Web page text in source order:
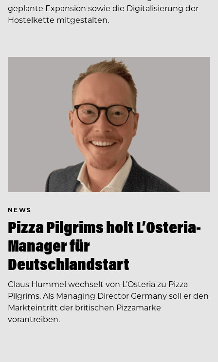
geplante Expansion sowie die Digitalisierung der
Hostelkette mitgestalten.
NEWS
Pizza Pilgrims holt L’Osteria-
Manager für
Deutschlandstart
Claus Hummel wechselt von L’Osteria zu Pizza
Pilgrims. Als Managing Director Germany soll er den
Markteintritt der britischen Pizzamarke
vorantreiben.